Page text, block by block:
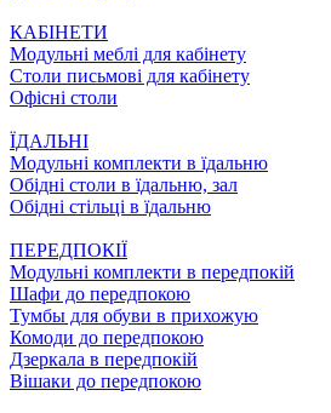
КАБІНЕТИ
Модульні меблі для кабінету
Столи письмові для кабінету
Офісні столи
ЇДАЛЬНI
Модульні комплекти в їдальню
Обідні столи в їдальню, зал
Обідні стільці в їдальню
ПЕРЕДПОКІЇ
Модульні комплекти в передпокій
Шафи до передпокою
Тумбы для обуви в прихожую
Комоди до передпокою
Дзеркала в передпокій
Вішаки до передпокою